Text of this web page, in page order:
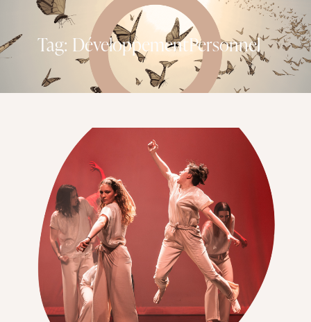
Tag: DéveloppementPersonnel